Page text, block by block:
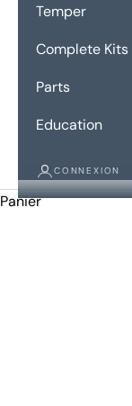
Temper
Complete Kits
Parts
Education
CONNEXION
Panier